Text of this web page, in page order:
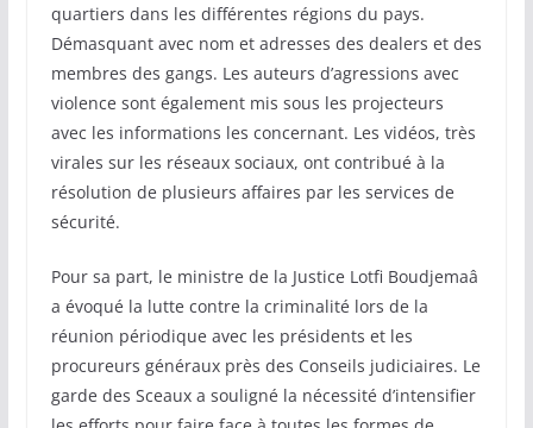
quartiers dans les différentes régions du pays.
Démasquant avec nom et adresses des dealers et des
membres des gangs. Les auteurs d’agressions avec
violence sont également mis sous les projecteurs
avec les informations les concernant. Les vidéos, très
virales sur les réseaux sociaux, ont contribué à la
résolution de plusieurs affaires par les services de
sécurité.
Pour sa part, le ministre de la Justice Lotfi Boudjemaâ
a évoqué la lutte contre la criminalité lors de la
réunion périodique avec les présidents et les
procureurs généraux près des Conseils judiciaires. Le
garde des Sceaux a souligné la nécessité d’intensifier